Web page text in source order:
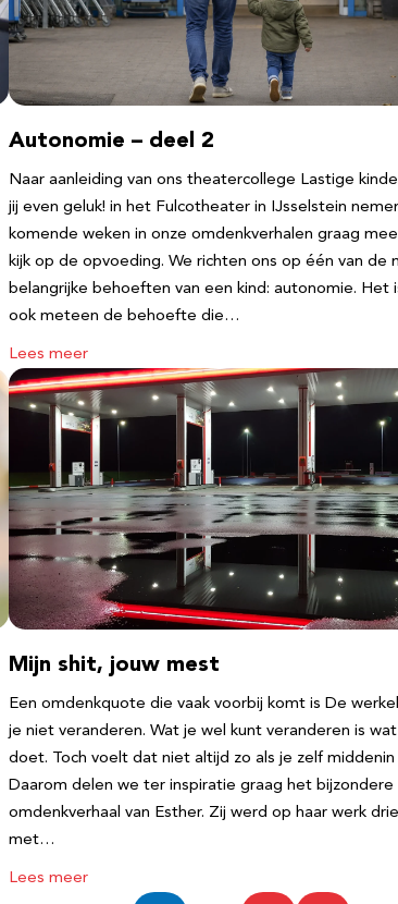
Autonomie – deel 2
Naar aanleiding van ons theatercollege Lastige
jij even geluk! in het Fulcotheater in IJsselstein
komende weken in onze omdenkverhalen graag
kijk op de opvoeding. We richten ons op één van de
belangrijke behoeften van een kind: autonomie. Het
ook meteen de behoefte die…
Lees meer
Mijn shit, jouw mest
Een omdenkquote die vaak voorbij komt is De
je niet veranderen. Wat je wel kunt veranderen is
doet. Toch voelt dat niet altijd zo als je zelf middenin
Daarom delen we ter inspiratie graag het bijzondere
omdenkverhaal van Esther. Zij werd op haar werk
met…
Lees meer